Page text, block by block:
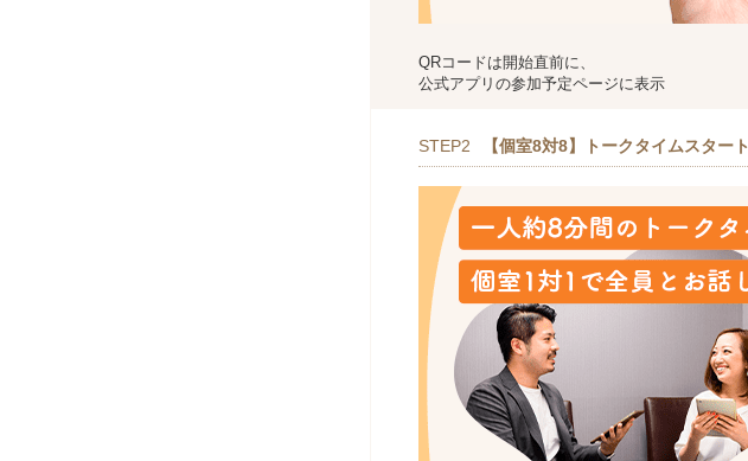
QRコードは開始直前に、
公式アプリの参加予定ページに表示
STEP2 【個室8対8】トークタイムスタート